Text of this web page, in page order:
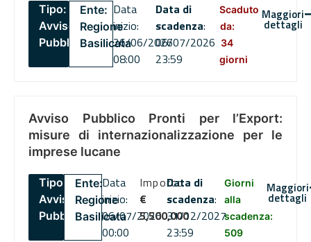
Tipo:
Avviso
Pubblico
Ente:
Regione
Basilicata
Data
inizio:
26/06/2026
08:00
Data di
scadenza:
06/07/2026
23:59
Scaduto
da:
34
giorni
Maggiori
dettagli
Avviso Pubblico Pronti per l’Export:
misure di internazionalizzazione per le
imprese lucane
Tipo:
Avviso
Pubblico
Ente:
Regione
Basilicata
Data
inizio:
06/07/2026
00:00
Importo
€
5,500,000
Data di
scadenza:
31/12/2027
23:59
Giorni
alla
scadenza:
509
Maggiori
dettagli